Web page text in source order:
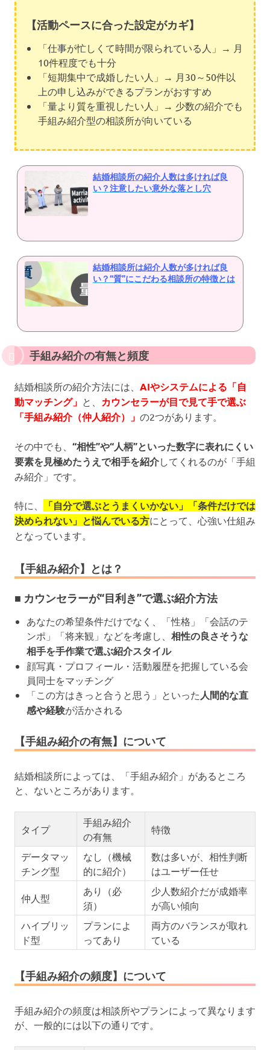
【活動ペースに合った設定がカギ】
「仕事が忙しくて時間が限られている人」→ 月
10件程度でも十分
「短期集中で成婚したい人」→ 月30～50件以
上の申し込みができるプランがおすすめ
「量より質を重視したい人」→ 少数の紹介でも
手組み紹介型の相談所が向いている
結婚相談所の紹介人数は多ければ良
い？注意したい意外な落とし穴
結婚相談所は紹介人数が多ければ良
い？“質”にこだわる相談所の特徴とは
手組み紹介の有無と頻度
結婚相談所の紹介方法には、 AIやシステムによる「自
動マッチング」 と、 カウンセラーが目で見て手で選ぶ
「手組み紹介（仲人紹介）」 の2つがあります。
その中でも、 “相性”や“人柄”といった数字に表れにくい
要素を見極めたうえで相手を紹介してくれるのが「手組
み紹介」です。
特に、
「自分で選ぶとうまくいかない」「条件だけでは
決められない」と悩んでいる方にとって、心強い仕組み
となっています。
【手組み紹介】とは？
■ カウンセラーが“目利き”で選ぶ紹介方法
あなたの希望条件だけでなく、「性格」「会話のテ
ンポ」「将来観」などを考慮し、 相性の良さそうな
相手を手作業で選ぶ紹介スタイル
顔写真・プロフィール・活動履歴を把握している会
員同士をマッチング
「この方はきっと合うと思う」といった 人間的な直
感や経験が活かされる
【手組み紹介の有無】について
結婚相談所によっては、「手組み紹介」があるところ
と、ないところがあります。
タイプ
手組み紹介
の有無
特徴
データマッ
チング型
なし（機械
的に紹介）
数は多いが、相性判断
はユーザー任せ
仲人型
あり（必
須）
少人数紹介だが成婚率
が高い傾向
ハイブリッ
ド型
プランによ
ってあり
両方のバランスが取れ
ている
【手組み紹介の頻度】について
手組み紹介の頻度は相談所やプランによって異なります
が、一般的には以下の通りです。